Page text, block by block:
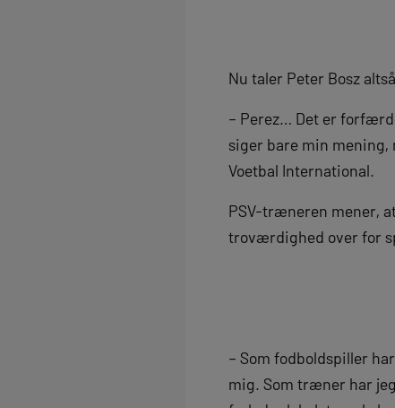
Nu taler Peter Bosz
– Perez… Det er
siger bare min mening,
Voetbal International.
PSV-træneren mener,
troværdighed over for
– Som fodboldspiller
mig. Som træner har